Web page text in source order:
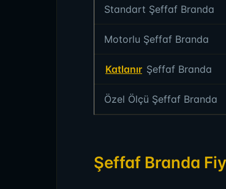
Standart Şeffaf Branda
Motorlu Şeffaf Branda
Katlanır Şeffaf Branda
Özel Ölçü Şeffaf Branda
Şeffaf Branda